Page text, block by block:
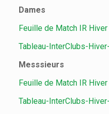
Dames
Feuille de Match IR
Tableau-InterClubs-
Messsieurs
Feuille de Match IR
Tableau-InterClubs-